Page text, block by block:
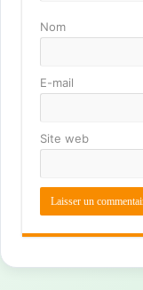
Nom
E-mail
Site web